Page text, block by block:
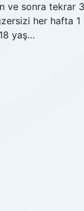
sonra tekrar
her hafta
yaş…